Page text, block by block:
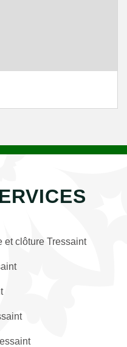
et clôture Tressaint